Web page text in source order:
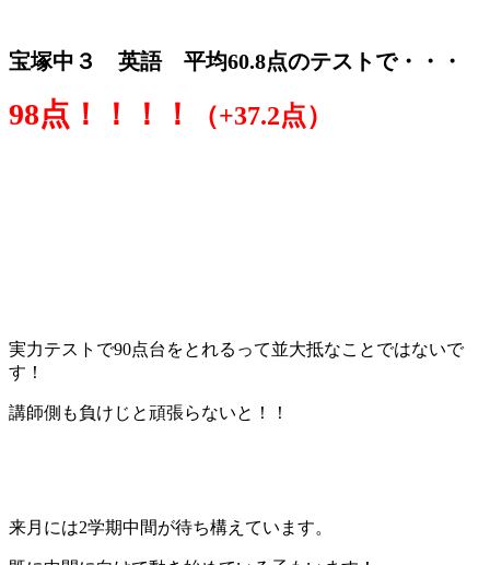
宝塚中３ 英語 平均60.8点のテストで・・・
98点！！！！ （+37.2点）
実力テストで90点台をとれるって並大抵なことではないで
す！
講師側も負けじと頑張らないと！！
来月には2学期中間が待ち構えています。